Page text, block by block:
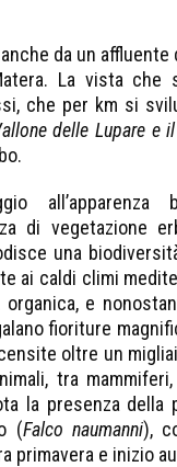
da un
La vista che
che per km si
delle Lupare e
di vegetazione
una
ai caldi climi
organica, e
fioriture
oltre un
tra
la presenza della
(Falco naumanni),
primavera e inizio